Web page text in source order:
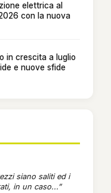
elettrica al
con la nuova
in crescita a luglio
e nuove sfide
siano saliti ed i
in un caso...”